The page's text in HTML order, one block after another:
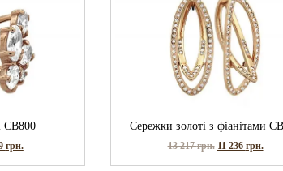
СВ800
грн.
Сережки золоті з фіанітами
13 217грн. 11 236 грн.